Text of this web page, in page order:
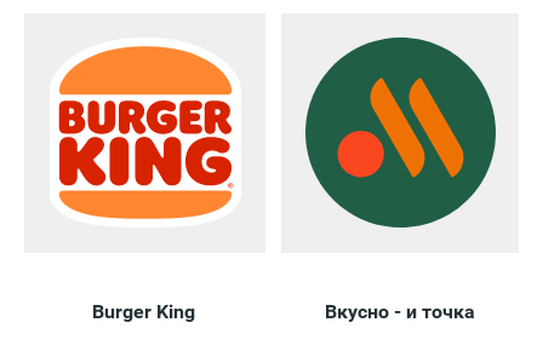
Burger King Вкусно - и точка